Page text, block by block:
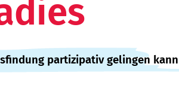
partizipativ gelingen kann